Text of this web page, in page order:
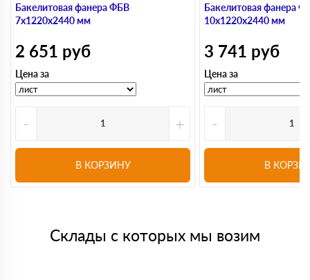
Бакелитовая фанера ФБВ
7х1220х2440 мм
2 651 руб
Цена за
- +
В КОРЗИНУ
Бакелитовая фанера
10х1220х2440 мм
3 741 руб
Цена за
-
В
Склады с которых мы возим